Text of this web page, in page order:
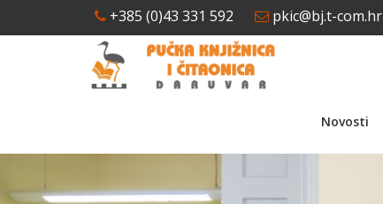
+385 (0)43 331 592 pkic@bj.t-com.hr
Novosti